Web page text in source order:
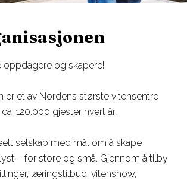
oppdagere og skapere!
er et av Nordens største vitensentre
120.000 gjester hvert år.
selskap med mål om å skape
– for store og små. Gjennom å tilby
læringstilbud, vitenshow,